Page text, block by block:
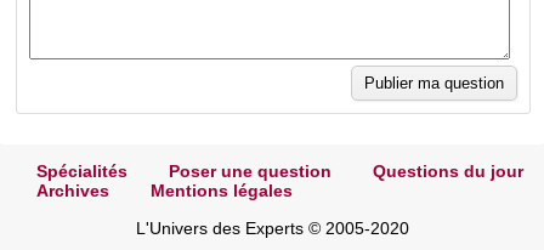
Spécialités Poser une question
Questions du jour
Archives
Mentions légales
L'Univers des Experts © 2005-2020